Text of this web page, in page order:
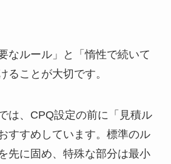
なルール」と「惰性で続いて
ることが大切です。
は、CPQ設定の前に「見積ル
すすめしています。標準のル
先に固め、特殊な部分は最小